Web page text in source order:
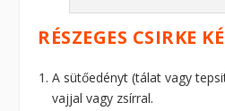
RÉSZEGES CSIRKE
A sütőedényt (tálat vagy
vajjal vagy zsírral.